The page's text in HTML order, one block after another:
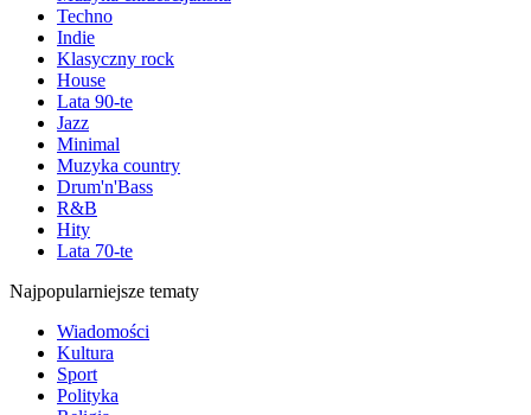
Techno
Indie
Klasyczny rock
House
Lata 90-te
Jazz
Minimal
Muzyka country
Drum'n'Bass
R&B
Hity
Lata 70-te
Najpopularniejsze tematy
Wiadomości
Kultura
Sport
Polityka